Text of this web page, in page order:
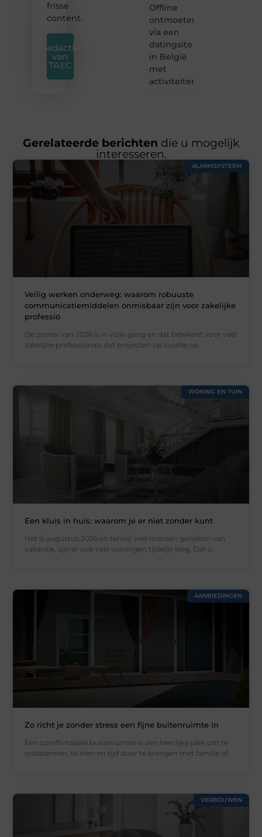
frisse
content.
Redactie
van
TAEC
Offline
ontmoeten
via een
datingsite
in België
met
activiteiten
Gerelateerde berichten die u mogelijk
interesseren.
ALARMSYSTEEM
Veilig werken onderweg: waarom robuuste
communicatiemiddelen onmisbaar zijn voor zakelijke
professio
De zomer van 2026 is in volle gang en dat betekent voor veel
zakelijke professionals dat projecten op locatie op
WONING EN TUIN
Een kluis in huis: waarom je er niet zonder kunt
Het is augustus 2026 en terwijl veel mensen genieten van
vakantie, zijn er ook veel woningen tijdelijk leeg. Dat is
AANBIEDINGEN
Zo richt je zonder stress een fijne buitenruimte in
Een comfortabele buitenruimte is een heerlijke plek om te
ontspannen, te eten en tijd door te brengen met familie of
VERBOUWEN